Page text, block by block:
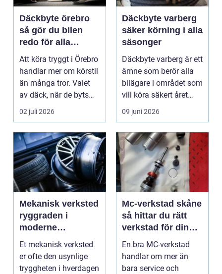
Däckbyte örebro
så gör du bilen
redo för alla
årstider
Att köra tryggt i Örebro
handlar mer om körstil
än många tror. Valet
av däck, när de byts
och hur de...
02 juli 2026
Däckbyte varberg
säker körning i alla
säsonger
Däckbyte varberg är ett
ämne som berör alla
bilägare i området som
vill köra säkert året
om. När väd...
09 juni 2026
Mekanisk verksted
ryggraden i
moderne
maskinpark
Et mekanisk verksted
er ofte den usynlige
tryggheten i hverdagen
Mc-verkstad skåne
så hittar du rätt
verkstad för din
motorcykel
En bra MC-verkstad
handlar om mer än
bara service och